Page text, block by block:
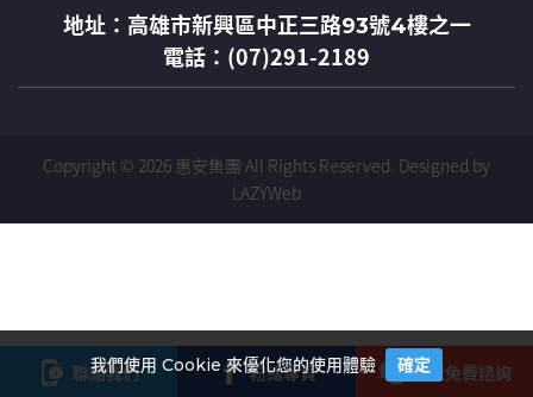
聯絡我們 粉絲專頁 按我免費諮詢
地址： 高雄市新興區中正三路93號4樓之一
電話：(07)291-2189
Copyright © 2026 惠安集團 All Rights Reserved. Designed by
LAZYWeb
我們使用 Cookie 來優化您的使用體驗 確定